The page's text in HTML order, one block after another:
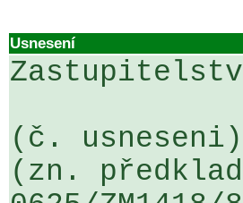
Usnesení
(č. usneseni)
(zn.